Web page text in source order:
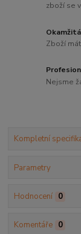
zboží se
Zboží
Nejsme
Kompletní
Parametry
Hodnocení 0
Komentáře 0